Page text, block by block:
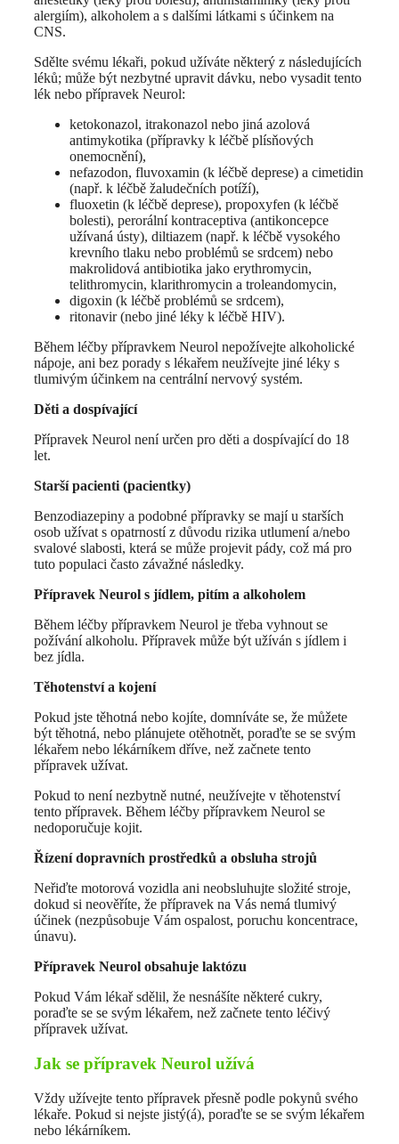
alergiím), alkoholem a s dalšími látkami s účinkem na
CNS.
Sdělte svému lékaři, pokud užíváte některý z následujících
léků; může být nezbytné upravit dávku, nebo vysadit tento
lék nebo přípravek Neurol:
ketokonazol, itrakonazol nebo jiná azolová
antimykotika (přípravky k léčbě plísňových
onemocnění),
nefazodon, fluvoxamin (k léčbě deprese) a cimetidin
(např. k léčbě žaludečních potíží),
fluoxetin (k léčbě deprese), propoxyfen (k léčbě
bolesti), perorální kontraceptiva (antikoncepce
užívaná ústy), diltiazem (např. k léčbě vysokého
krevního tlaku nebo problémů se srdcem) nebo
makrolidová antibiotika jako erythromycin,
telithromycin, klarithromycin a troleandomycin,
digoxin (k léčbě problémů se srdcem),
ritonavir (nebo jiné léky k léčbě HIV).
Během léčby přípravkem Neurol nepožívejte alkoholické
nápoje, ani bez porady s lékařem neužívejte jiné léky s
tlumivým účinkem na centrální nervový systém.
Děti a dospívající
Přípravek Neurol není určen pro děti a dospívající do 18
let.
Starší pacienti (pacientky)
Benzodiazepiny a podobné přípravky se mají u starších
osob užívat s opatrností z důvodu rizika utlumení a/nebo
svalové slabosti, která se může projevit pády, což má pro
tuto populaci často závažné následky.
Přípravek Neurol s jídlem, pitím a alkoholem
Během léčby přípravkem Neurol je třeba vyhnout se
požívání alkoholu. Přípravek může být užíván s jídlem i
bez jídla.
Těhotenství a kojení
Pokud jste těhotná nebo kojíte, domníváte se, že můžete
být těhotná, nebo plánujete otěhotnět, poraďte se se svým
lékařem nebo lékárníkem dříve, než začnete tento
přípravek užívat.
Pokud to není nezbytně nutné, neužívejte v těhotenství
tento přípravek. Během léčby přípravkem Neurol se
nedoporučuje kojit.
Řízení dopravních prostředků a obsluha strojů
Neřiďte motorová vozidla ani neobsluhujte složité stroje,
dokud si neověříte, že přípravek na Vás nemá tlumivý
účinek (nezpůsobuje Vám ospalost, poruchu koncentrace,
únavu).
Přípravek Neurol obsahuje laktózu
Pokud Vám lékař sdělil, že nesnášíte některé cukry,
poraďte se se svým lékařem, než začnete tento léčivý
přípravek užívat.
Jak se přípravek Neurol užívá
Vždy užívejte tento přípravek přesně podle pokynů svého
lékaře. Pokud si nejste jistý(á), poraďte se se svým lékařem
nebo lékárníkem.